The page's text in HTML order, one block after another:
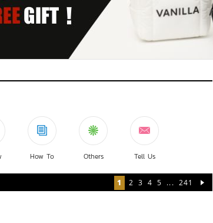
How To Others Tell Us
1 2 3 4 5 ... 241